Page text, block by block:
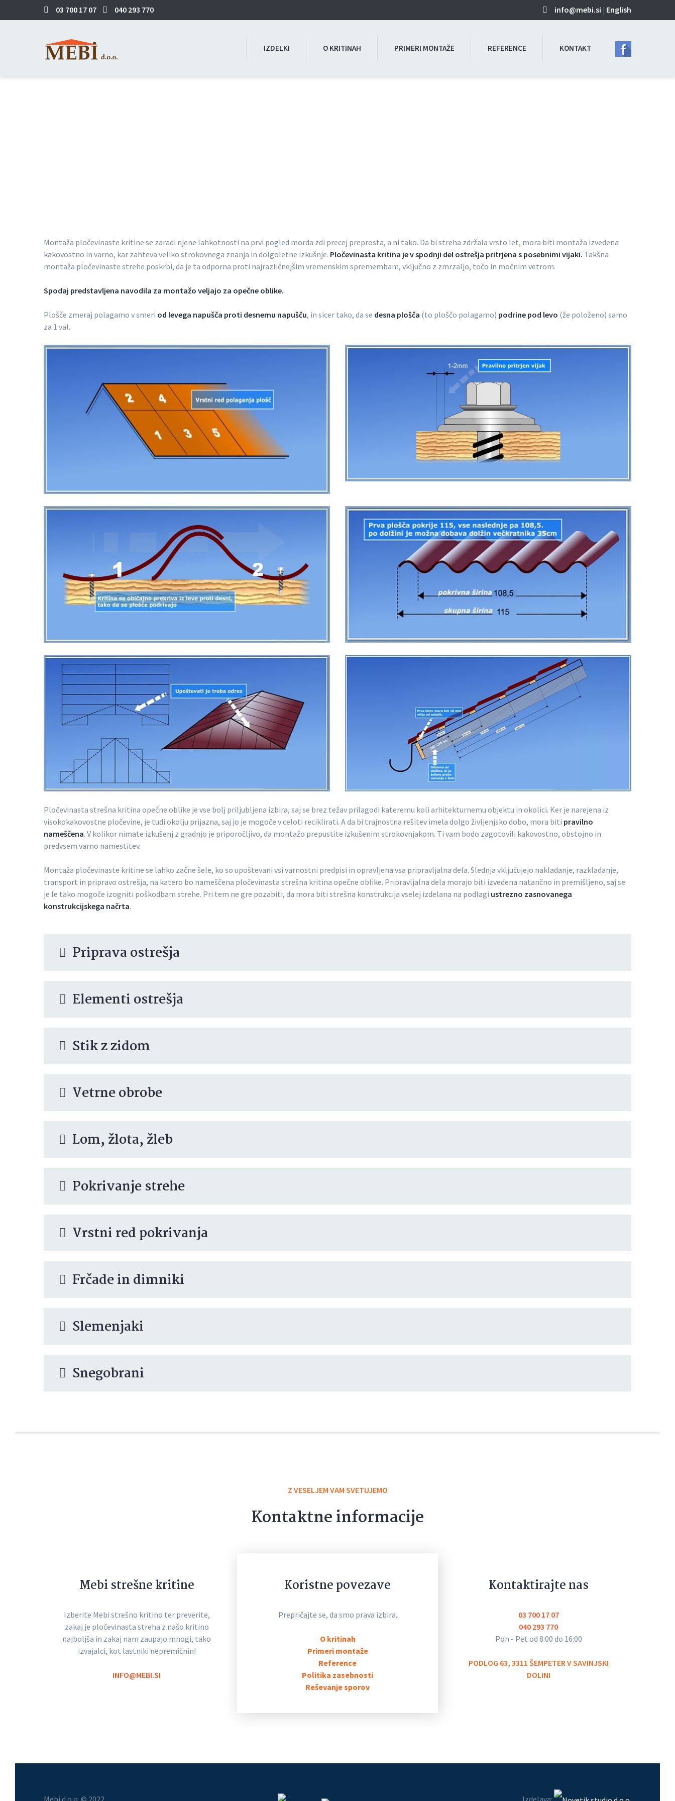
03 700 17 07 040 293 770 info@mebi.si | English
IZDELKI O KRITINAH PRIMERI MONTAŽE REFERENCE KONTAKT
Montaža pločevinaste kritine se zaradi njene lahkotnosti na prvi pogled morda zdi precej preprosta, a ni tako. Da bi streha zdržala vrsto let, mora biti montaža izvedena
kakovostno in varno, kar zahteva veliko strokovnega znanja in dolgoletne izkušnje. Pločevinasta kritina je v spodnji del ostrešja pritrjena s posebnimi vijaki. Takšna
montaža pločevinaste strehe poskrbi, da je ta odporna proti najrazličnejšim vremenskim spremembam, vključno z zmrzaljo, točo in močnim vetrom.
Spodaj predstavljena navodila za montažo veljajo za opečne oblike.
Plošče zmeraj polagamo v smeri od levega napušča proti desnemu napušču, in sicer tako, da se desna plošča (to ploščo polagamo) podrine pod levo (že položeno) samo
za 1 val.
Pločevinasta strešna kritina opečne oblike je vse bolj priljubljena izbira, saj se brez težav prilagodi kateremu koli arhitekturnemu objektu in okolici. Ker je narejena iz
visokokakovostne pločevine, je tudi okolju prijazna, saj jo je mogoče v celoti reciklirati. A da bi trajnostna rešitev imela dolgo življenjsko dobo, mora biti pravilno
nameščena. V kolikor nimate izkušenj z gradnjo je priporočljivo, da montažo prepustite izkušenim strokovnjakom. Ti vam bodo zagotovili kakovostno, obstojno in
predvsem varno namestitev.
Montaža pločevinaste kritine se lahko začne šele, ko so upoštevani vsi varnostni predpisi in opravljena vsa pripravljalna dela. Slednja vključujejo nakladanje, razkladanje,
transport in pripravo ostrešja, na katero bo nameščena pločevinasta strešna kritina opečne oblike. Pripravljalna dela morajo biti izvedena natančno in premišljeno, saj se
je le tako mogoče izogniti poškodbam strehe. Pri tem ne gre pozabiti, da mora biti strešna konstrukcija vselej izdelana na podlagi ustrezno zasnovanega
konstrukcijskega načrta.
Priprava ostrešja
Elementi ostrešja
Stik z zidom
Vetrne obrobe
Lom, žlota, žleb
Pokrivanje strehe
Vrstni red pokrivanja
Frčade in dimniki
Slemenjaki
Snegobrani
Z VESELJEM VAM SVETUJEMO
Kontaktne informacije
Mebi strešne kritine
Izberite Mebi strešno kritino ter preverite,
zakaj je pločevinasta streha z našo kritino
najboljša in zakaj nam zaupajo mnogi, tako
izvajalci, kot lastniki nepremičnin!
INFO@MEBI.SI
Koristne povezave
Prepričajte se, da smo prava izbira.
O kritinah
Primeri montaže
Reference
Politika zasebnosti
Reševanje sporov
Kontaktirajte nas
03 700 17 07
040 293 770
Pon - Pet od 8:00 do 16:00
PODLOG 63, 3311 ŠEMPETER V SAVINJSKI
DOLINI
Mebi d.o.o. © 2022 Izdelava: